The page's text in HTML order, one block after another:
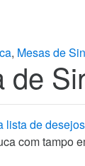
, Mesas de
de
lista de desejos
com tampo